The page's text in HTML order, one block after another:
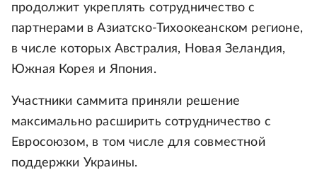
продолжит укреплять сотрудничество с
партнерами в Азиатско-Тихоокеанском регионе,
в числе которых Австралия, Новая Зеландия,
Южная Корея и Япония.
Участники саммита приняли решение
максимально расширить сотрудничество с
Евросоюзом, в том числе для совместной
поддержки Украины.